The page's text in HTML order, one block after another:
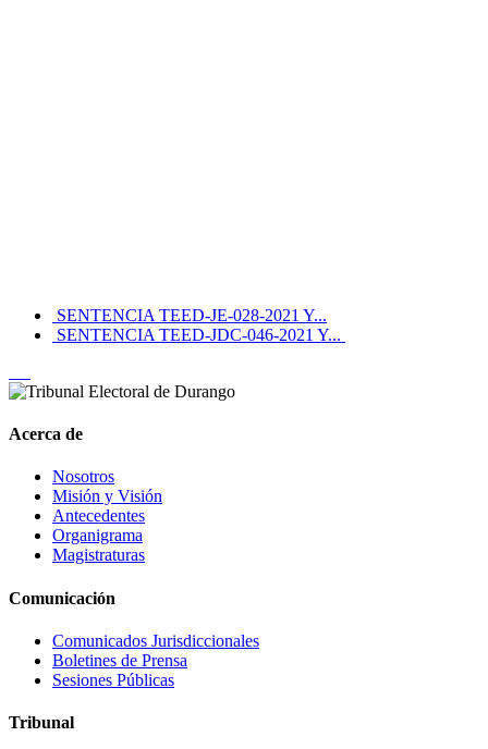
SENTENCIA TEED-JE-028-2021 Y...
SENTENCIA TEED-JDC-046-2021 Y...
Acerca de
Nosotros
Misión y Visión
Antecedentes
Organigrama
Magistraturas
Comunicación
Comunicados Jurisdiccionales
Boletines de Prensa
Sesiones Públicas
Tribunal